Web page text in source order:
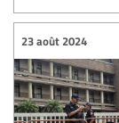
23 août 2024